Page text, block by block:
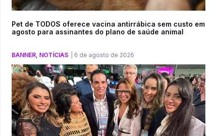
Pet de TODOS oferece vacina antirrábica sem custo em
agosto para assinantes do plano de saúde animal
BANNER NOTÍCIAS 6 de agosto de 2026